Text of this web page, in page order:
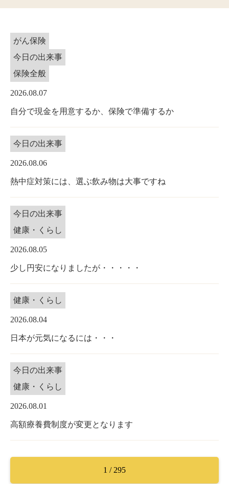
がん保険
今日の出来事
保険全般
2026.08.07
自分で現金を用意するか、保険で準備するか
今日の出来事
2026.08.06
熱中症対策には、選ぶ飲み物は大事ですね
今日の出来事
健康・くらし
2026.08.05
少し円安になりましたが・・・・・
健康・くらし
2026.08.04
日本が元気になるには・・・
今日の出来事
健康・くらし
2026.08.01
高額療養費制度が変更となります
1 / 295